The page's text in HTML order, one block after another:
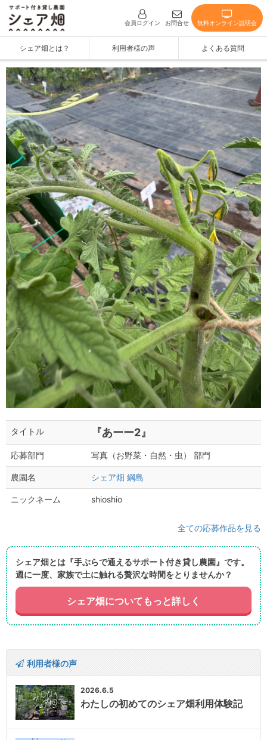
会員ログイン お問合せ 無料オンライン説明会
シェア畑とは？ 利用者様の声 よくある質問
タイトル 『あーー2』
応募部門 写真（お野菜・自然・虫） 部門
農園名 シェア畑 綱島
ニックネーム shioshio
全ての応募作品を見る
シェア畑とは『手ぶらで通えるサポート付き貸し農園』です。
週に一度、家族で土に触れる贅沢な時間をとりませんか？
シェア畑についてもっと詳しく
利用者様の声
2026.6.5
わたしの初めてのシェア畑利用体験記